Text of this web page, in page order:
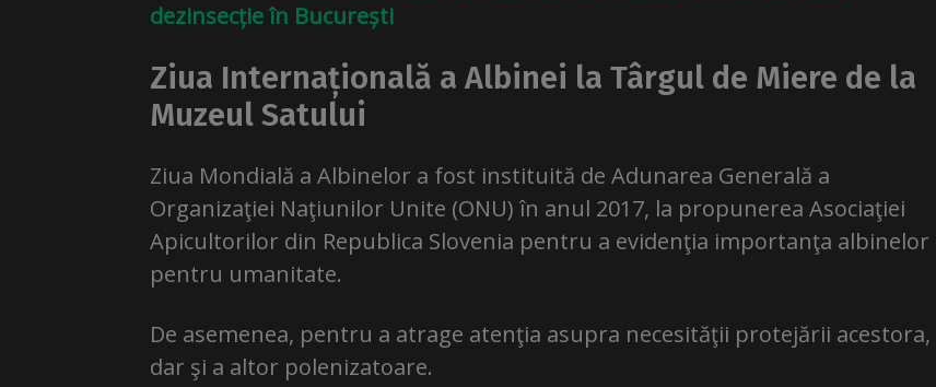
dezinsecție în București
Ziua Internațională a Albinei la Târgul de Miere de la
Muzeul Satului
Ziua Mondială a Albinelor a fost instituită de Adunarea Generală a
Organizaţiei Naţiunilor Unite (ONU) în anul 2017, la propunerea Asociaţiei
Apicultorilor din Republica Slovenia pentru a evidenţia importanţa albinelor
pentru umanitate.
De asemenea, pentru a atrage atenţia asupra necesităţii protejării acestora,
dar şi a altor polenizatoare.